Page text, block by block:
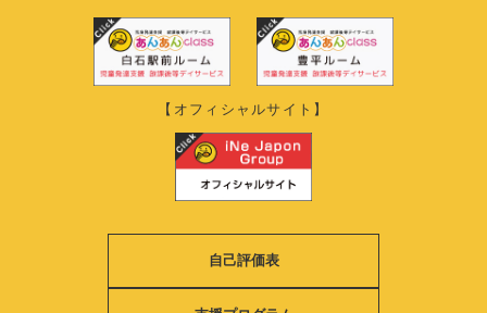
【オフィシャルサイト】
自己評価表